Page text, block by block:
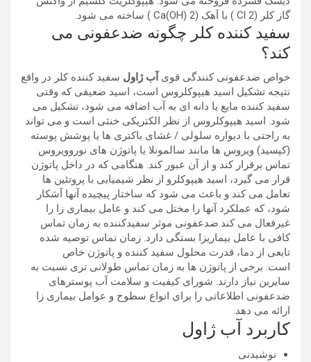
گاز کلر (Cl 2 ) با آهک (Ca(OH) 2 ) ساخته می شود.
سفید کننده کلر چگونه ضدعفونی می
کند؟
خواص ضدعفونی کنندگی قوی آب ژاول سفید کننده کلر در واقع
نتیجه تشکیل اسید هیپوکلروس است، اسید ضعیفی که وقتی
سفید کننده مایع یا دانه ای به آب اضافه می شود، تشکیل می
شود. اسید هیپوکلروس از نظر الکتریکی خنثی است و می تواند
به راحتی با دیواره سلولی / غشای باکتری ها یا پوشش پوسته
(کپسید) ویروس ها مانند سالمونلا یا پاتوژن های نوروویروس
تماس برقرار کند و از آن عبور کند. هنگامی که در داخل پاتوژن
قرار می گیرد، اسید هیپوکلرو از نظر شیمیایی با پروتئین ها
تعامل می کند و باعث می شود که ساختار پیچیده آنها آشکار
شود، که عملکرد آنها را مختل می کند و عامل بیماری زا را
غیرفعال می کند.ضدعفونی موثر سفیدکننده به زمان تماس
کافی با عامل بیماریزا بستگی دارد. زمان تماس توصیه شده
تابعی از دما، قدرت محلول سفید کننده و پاتوژن خاص
است. برخی از پاتوژن ها به زمان تماس طولانی تری نسبت به
سایرین نیاز دارند. شورای کیفیت و سلامت آب پوسترهای
ضدعفونی اطلاعاتی را برای انواع سطوح و عوامل بیماری زا
ارائه می دهد.
کاربرد آب ژاول
نوشیدنی